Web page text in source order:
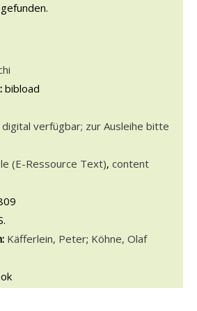
diesem Verfasser
bibload
verfügbar; zur Ausleihe bitte
neuem Tab öffnen
(E-Ressource Text), content
Suche nach dieser Beteiligten Person
Käfferlein, Peter; Köhne, Olaf